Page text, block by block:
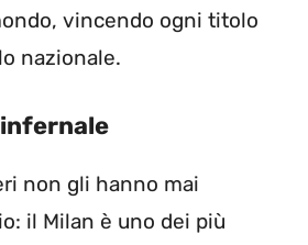
vincendo ogni titolo
nazionale.
non gli hanno mai
il Milan è uno dei più